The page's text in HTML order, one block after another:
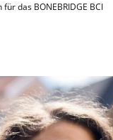
das BONEBRIDGE BCI